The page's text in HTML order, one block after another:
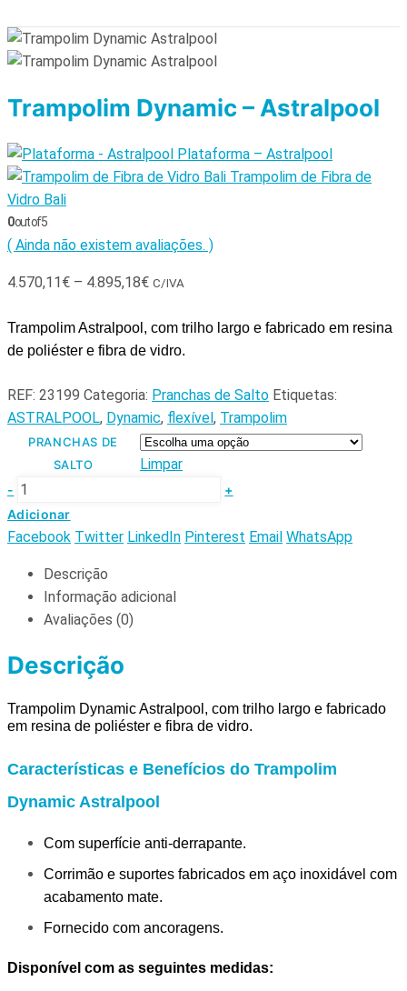
Trampolim Dynamic – Astralpool
Plataforma – Astralpool
Trampolim de Fibra de
Vidro Bali
0out of 5
( Ainda não existem avaliações. )
4.570,11€ – 4.895,18€ C/IVA
Trampolim Astralpool , com trilho largo e fabricado em resina
de poliéster e fibra de vidro.
REF: 23199 Categoria: Pranchas de Salto Etiquetas:
ASTRALPOOL, Dynamic, flexível, Trampolim
PRANCHAS DE
SALTO
Limpar
-
+
Adicionar
Facebook Twitter LinkedIn Pinterest Email WhatsApp
Descrição
Informação adicional
Avaliações (0)
Descrição
Trampolim Dynamic Astralpool , com trilho largo e fabricado
em resina de poliéster e fibra de vidro.
Características e Benefícios do Trampolim
Dynamic Astralpool
Com superfície anti-derrapante.
Corrimão e suportes fabricados em aço inoxidável com
acabamento mate.
Fornecido com ancoragens.
Disponível com as seguintes medidas: